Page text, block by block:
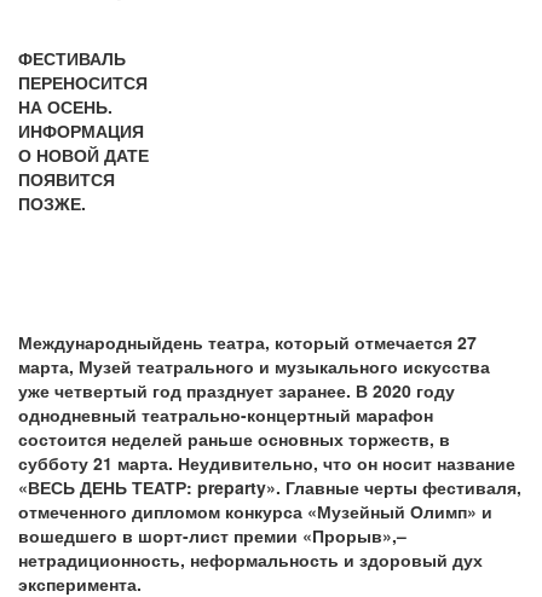
ФЕСТИВАЛЬ
ПЕРЕНОСИТСЯ
НА ОСЕНЬ.
ИНФОРМАЦИЯ
О НОВОЙ ДАТЕ
ПОЯВИТСЯ
ПОЗЖЕ.
Международныйдень театра, который отмечается 27
марта, Музей театрального и музыкального искусства
уже четвертый год празднует заранее. В 2020 году
однодневный театрально-концертный марафон
состоится неделей раньше основных торжеств, в
субботу 21 марта. Неудивительно, что он носит название
«ВЕСЬ ДЕНЬ ТЕАТР: preparty». Главные черты фестиваля,
отмеченного дипломом конкурса «Музейный Олимп» и
вошедшего в шорт-лист премии «Прорыв»,–
нетрадиционность, неформальность и здоровый дух
эксперимента.